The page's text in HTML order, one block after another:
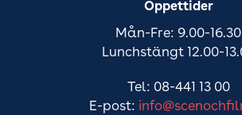
Öppettider
Mån-Fre: 9.00-16.30
Lunchstängt 12.00-
Tel: 08-441 13 00
E-post: